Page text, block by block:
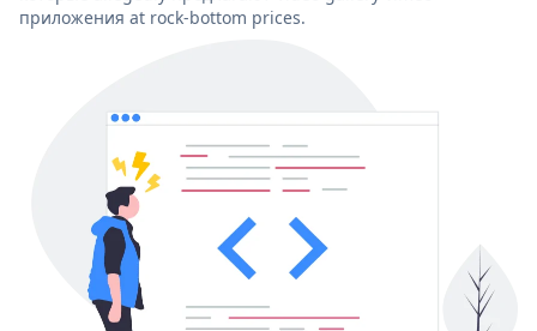
приложения at rock-bottom prices.